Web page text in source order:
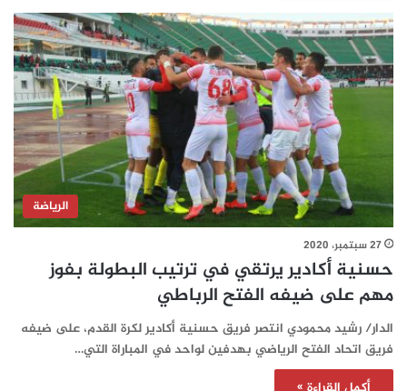
الرياضة
27 سبتمبر، 2020
حسنية أكادير يرتقي في ترتيب البطولة بفوز
مهم على ضيفه الفتح الرباطي
الدار/ رشيد محمودي انتصر فريق حسنية أكادير لكرة القدم، على ضيفه
فريق اتحاد الفتح الرياضي بهدفين لواحد في المباراة التي…